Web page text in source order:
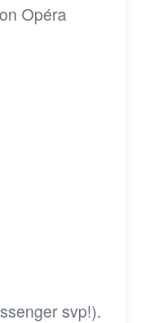
Opéra
svp!).